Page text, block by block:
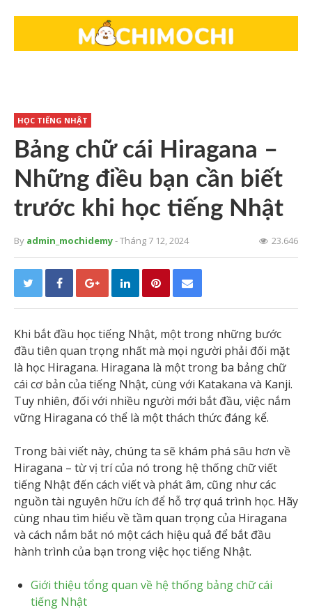
HỌC TIẾNG NHẬT
Bảng chữ cái Hiragana –
Những điều bạn cần biết
trước khi học tiếng Nhật
By admin_mochidemy- Tháng 7 12, 2024 23.646
Khi bắt đầu học tiếng Nhật, một trong những bước
đầu tiên quan trọng nhất mà mọi người phải đối mặt
là học Hiragana. Hiragana là một trong ba bảng chữ
cái cơ bản của tiếng Nhật, cùng với Katakana và Kanji.
Tuy nhiên, đối với nhiều người mới bắt đầu, việc nắm
vững Hiragana có thể là một thách thức đáng kể.
Trong bài viết này, chúng ta sẽ khám phá sâu hơn về
Hiragana – từ vị trí của nó trong hệ thống chữ viết
tiếng Nhật đến cách viết và phát âm, cũng như các
nguồn tài nguyên hữu ích để hỗ trợ quá trình học. Hãy
cùng nhau tìm hiểu về tầm quan trọng của Hiragana
và cách nắm bắt nó một cách hiệu quả để bắt đầu
hành trình của bạn trong việc học tiếng Nhật.
Giới thiệu tổng quan về hệ thống bảng chữ cái
tiếng Nhật